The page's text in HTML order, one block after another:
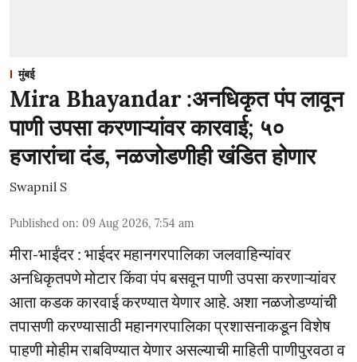
मुंबई
Mira Bhayandar :अनधिकृत पंप लावून
पाणी उपसा करणाऱ्यांवर कारवाई; ५०
हजारांचा दंड, नळजोडणीही खंडित होणार
Swapnil S
Published on: 09 Aug 2026, 7:54 am
मीरा-भाईंदर : भाईदर महानगरपालिका जलवाहिन्यांवर
अनधिकृतपणे मोटार किंवा पंप बसवून पाणी उपसा करणाऱ्यांवर
आता कडक कारवाई करण्यात येणार आहे. अशा नळजोडण्यांची
तपासणी करण्यासाठी महानगरपालिका प्रशासनाकडून विशेष
पाहणी मोहीम राबविण्यात येणार असल्याची माहिती पाणीपुरवठा व